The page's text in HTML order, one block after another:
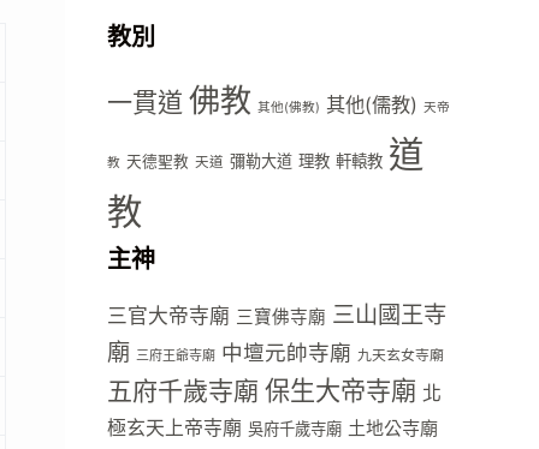
教別
一貫道 佛教 其他(佛教) 其他(儒教) 天帝
教 天德聖教 天道 彌勒大道 理教 軒轅教 道
教
主神
三官大帝寺廟 三寶佛寺廟 三山國王寺
廟 三府王爺寺廟 中壇元帥寺廟 九天玄女寺廟
五府千歲寺廟 保生大帝寺廟 北
極玄天上帝寺廟 吳府千歲寺廟 土地公寺廟